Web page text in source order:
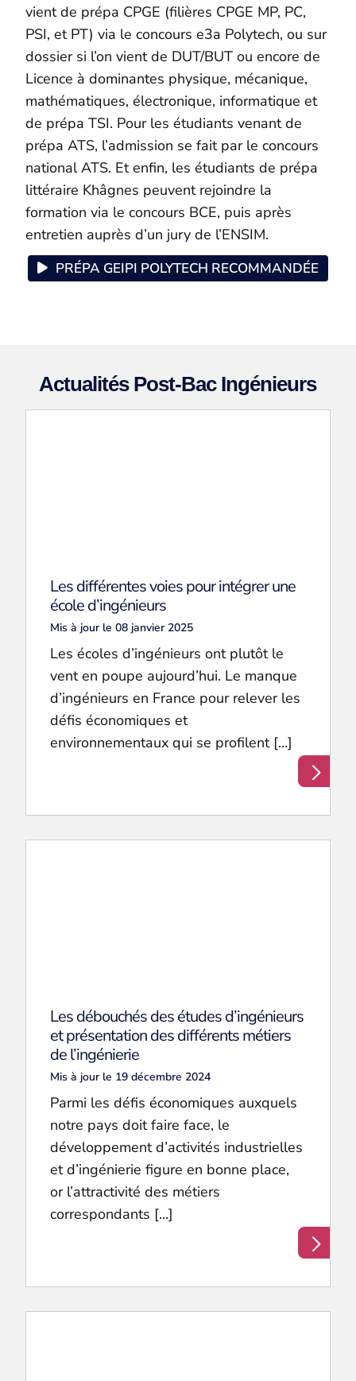
vient de prépa CPGE (filières CPGE MP, PC,
PSI, et PT) via le concours e3a Polytech, ou sur
dossier si l’on vient de DUT/BUT ou encore de
Licence à dominantes physique, mécanique,
mathématiques, électronique, informatique et
de prépa TSI. Pour les étudiants venant de
prépa ATS, l’admission se fait par le concours
national ATS. Et enfin, les étudiants de prépa
littéraire Khâgnes peuvent rejoindre la
formation via le concours BCE, puis après
entretien auprès d’un jury de l’ENSIM.
PRÉPA GEIPI POLYTECH RECOMMANDÉE
Actualités Post-Bac Ingénieurs
Les différentes voies pour intégrer une
école d’ingénieurs
Mis à jour le 08 janvier 2025
Les écoles d’ingénieurs ont plutôt le
vent en poupe aujourd’hui. Le manque
d’ingénieurs en France pour relever les
défis économiques et
environnementaux qui se profilent […]
Les débouchés des études d’ingénieurs
et présentation des différents métiers
de l’ingénierie
Mis à jour le 19 décembre 2024
Parmi les défis économiques auxquels
notre pays doit faire face, le
développement d’activités industrielles
et d’ingénierie figure en bonne place,
or l’attractivité des métiers
correspondants […]